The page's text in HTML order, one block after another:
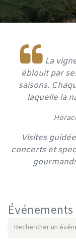
La
éblouit par
saisons.
laquelle la
Visites
concerts et
Événements